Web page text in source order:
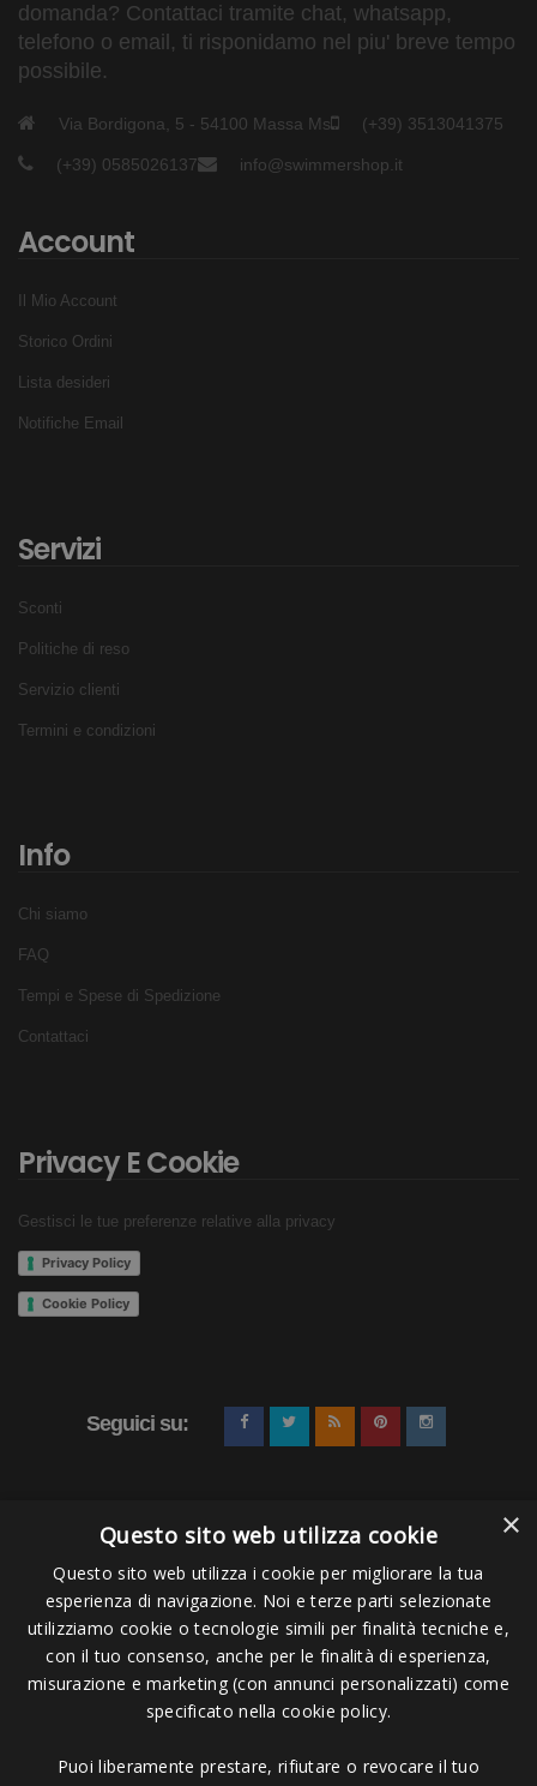
domanda? Contattaci tramite chat, whatsapp,
telefono o email, ti risponidamo nel piu' breve tempo
possibile.
Via Bordigona, 5 - 54100 Massa Ms (+39) 3513041375
(+39) 0585026137 info@swimmershop.it
Account
Il Mio Account
Storico Ordini
Lista desideri
Notifiche Email
Servizi
Sconti
Politiche di reso
Servizio clienti
Termini e condizioni
Info
Chi siamo
FAQ
Tempi e Spese di Spedizione
Contattaci
Privacy E Cookie
Gestisci le tue preferenze relative alla privacy
Privacy Policy
Cookie Policy
Seguici su:
Pagamenti Accettati
Copyright © 2006 - 2023 - Icarus Project sas
×
Questo sito web utilizza cookie
Questo sito web utilizza i cookie per migliorare la tua
esperienza di navigazione. Noi e terze parti selezionate
utilizziamo cookie o tecnologie simili per finalità tecniche e,
con il tuo consenso, anche per le finalità di esperienza,
misurazione e marketing (con annunci personalizzati) come
specificato nella cookie policy.
Puoi liberamente prestare, rifiutare o revocare il tuo